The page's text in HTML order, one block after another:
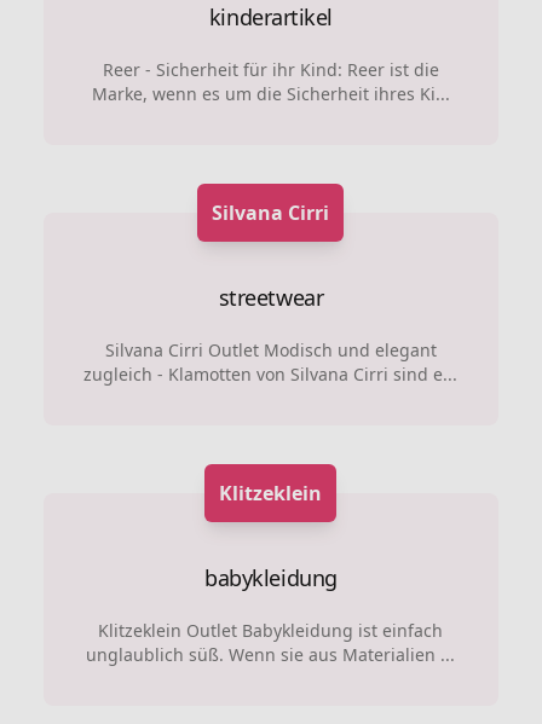
kinderartikel
Reer - Sicherheit für ihr Kind: Reer ist die
Marke, wenn es um die Sicherheit ihres Ki...
Silvana Cirri
streetwear
Silvana Cirri Outlet Modisch und elegant
zugleich - Klamotten von Silvana Cirri sind e...
Klitzeklein
babykleidung
Klitzeklein Outlet Babykleidung ist einfach
unglaublich süß. Wenn sie aus Materialien ...